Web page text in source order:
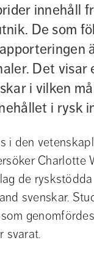
innehåll
De som
Det visar
i vilken
i rysk
i den
Charlotte
de
svenskar.
svarat.